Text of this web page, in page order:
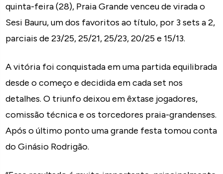
quinta-feira (28), Praia Grande venceu de virada o
Sesi Bauru, um dos favoritos ao título, por 3 sets a 2,
parciais de 23/25, 25/21, 25/23, 20/25 e 15/13.
A vitória foi conquistada em uma partida equilibrada
desde o começo e decidida em cada set nos
detalhes. O triunfo deixou em êxtase jogadores,
comissão técnica e os torcedores praia-grandenses.
Após o último ponto uma grande festa tomou conta
do Ginásio Rodrigão.